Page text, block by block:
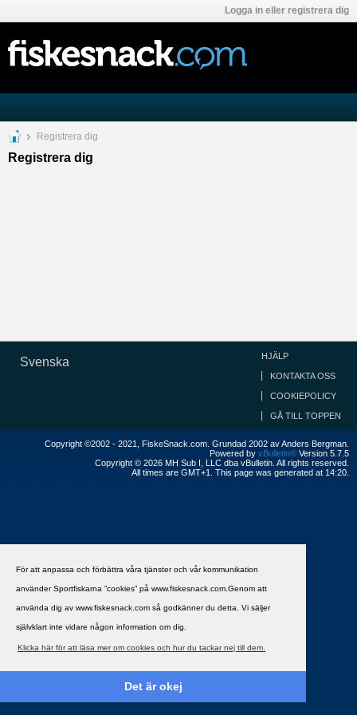
För att anpassa och förbättra våra tjänster och vår kommunikation
använder Sportfiskarna ”cookies” på www.fiskesnack.com.Genom att
använda dig av www.fiskesnack.com så godkänner du detta. Vi säljer
självklart inte vidare någon information om dig.
Klicka här för att läsa mer om cookies och hur du tackar nej till dem.
Det är okej
Logga in eller registrera dig
Registrera dig
Registrera dig
Svenska HJÄLP
KONTAKTA OSS
COOKIEPOLICY
GÅ TILL TOPPEN
Copyright ©2002 - 2021, FiskeSnack.com. Grundad 2002 av Anders Bergman.
Powered by vBulletin® Version 5.7.5
Copyright © 2026 MH Sub I, LLC dba vBulletin. All rights reserved.
All times are GMT+1. This page was generated at 14:20.